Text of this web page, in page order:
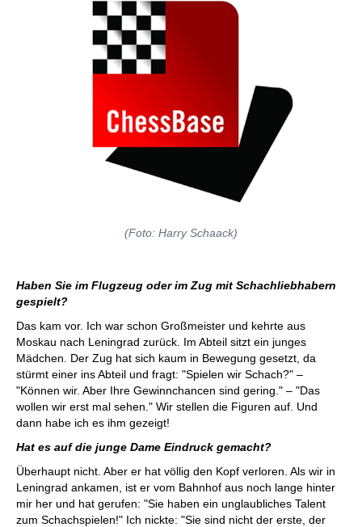
(Foto: Harry Schaack)
Haben Sie im Flugzeug oder im Zug mit Schachliebhabern
gespielt?
Das kam vor. Ich war schon Großmeister und kehrte aus
Moskau nach Leningrad zurück. Im Abteil sitzt ein junges
Mädchen. Der Zug hat sich kaum in Bewegung gesetzt, da
stürmt einer ins Abteil und fragt: "Spielen wir Schach?" –
"Können wir. Aber Ihre Gewinnchancen sind gering." – "Das
wollen wir erst mal sehen." Wir stellen die Figuren auf. Und
dann habe ich es ihm gezeigt!
Hat es auf die junge Dame Eindruck gemacht?
Überhaupt nicht. Aber er hat völlig den Kopf verloren. Als wir in
Leningrad ankamen, ist er vom Bahnhof aus noch lange hinter
mir her und hat gerufen: "Sie haben ein unglaubliches Talent
zum Schachspielen!" Ich nickte: "Sie sind nicht der erste, der